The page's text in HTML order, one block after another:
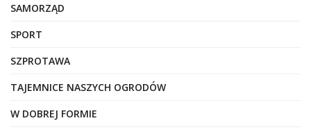
SAMORZĄD
SPORT
SZPROTAWA
TAJEMNICE NASZYCH OGRODÓW
W DOBREJ FORMIE